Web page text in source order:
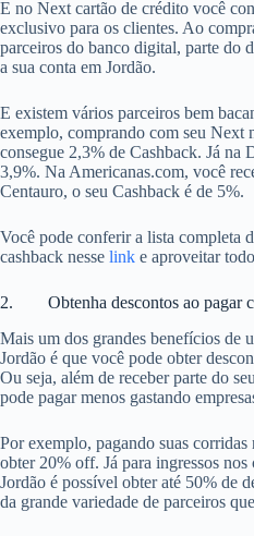
E no Next cartão de crédito você
exclusivo para os clientes. Ao
parceiros do banco digital, parte do
a sua conta em Jordão.
E existem vários parceiros bem
exemplo, comprando com seu Next
consegue 2,3% de Cashback. Já na
3,9%. Na Americanas.com, você
Centauro, o seu Cashback é de 5%.
Você pode conferir a lista completa
cashback nesse link e aproveitar
2. Obtenha descontos ao pagar
Mais um dos grandes benefícios de
Jordão é que você pode obter
Ou seja, além de receber parte do
pode pagar menos gastando
Por exemplo, pagando suas
obter 20% off. Já para ingressos
Jordão é possível obter até 50% de
da grande variedade de parceiros